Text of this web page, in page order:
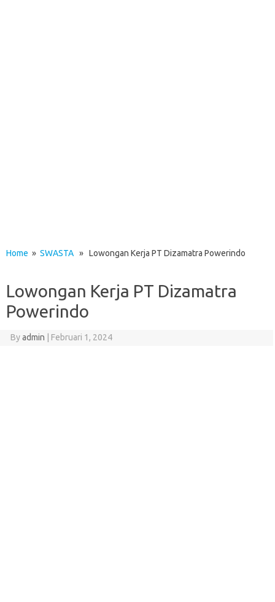
Home » SWASTA » Lowongan Kerja PT Dizamatra Powerindo
Lowongan Kerja PT Dizamatra
Powerindo
Byadmin Februari 1, 2024